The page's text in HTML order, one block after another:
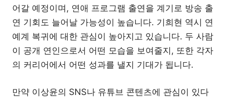
어갈 예정이며, 연애 프로그램 출연을 계기로 방송 출
연 기회도 늘어날 가능성이 높습니다. 기희현 역시 연
예계 복귀에 대한 관심이 높아지고 있습니다. 두 사람
이 공개 연인으로서 어떤 모습을 보여줄지, 또한 각자
의 커리어에서 어떤 성과를 낼지 기대가 됩니다.
만약 이상윤의 SNS나 유튜브 콘텐츠에 관심이 있다